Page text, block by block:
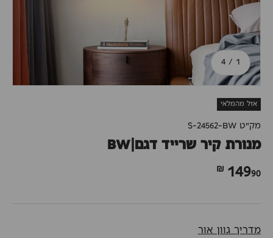
1
/ מתוך
4
אזל מהמלאי
מק"ט S-24562-BW
מנורת קיר שרייד דגם|BW
14990 ₪
מדריך גוון אור